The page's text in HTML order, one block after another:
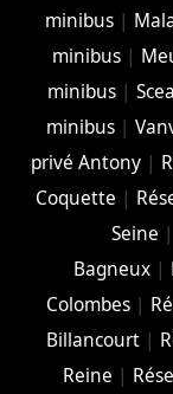
minibus|
minibus |
minibus|
minibus |
privé Antony |
Coquette |
Seine |
Bagneux|
Colombes|
Billancourt|
Reine |